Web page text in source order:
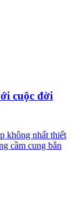
cuộc đời
không nhất thiết
cầm cung bắn